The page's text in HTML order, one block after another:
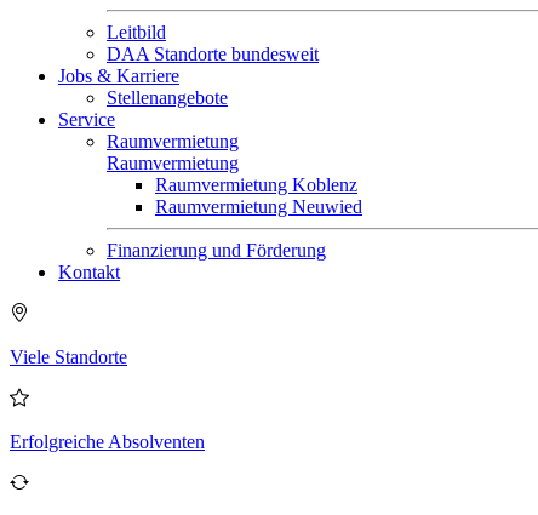
Leitbild
DAA Standorte bundesweit
Jobs & Karriere
Stellenangebote
Service
Raumvermietung
Raumvermietung
Raumvermietung Koblenz
Raumvermietung Neuwied
Finanzierung und Förderung
Kontakt
Viele Standorte
Erfolgreiche Absolventen